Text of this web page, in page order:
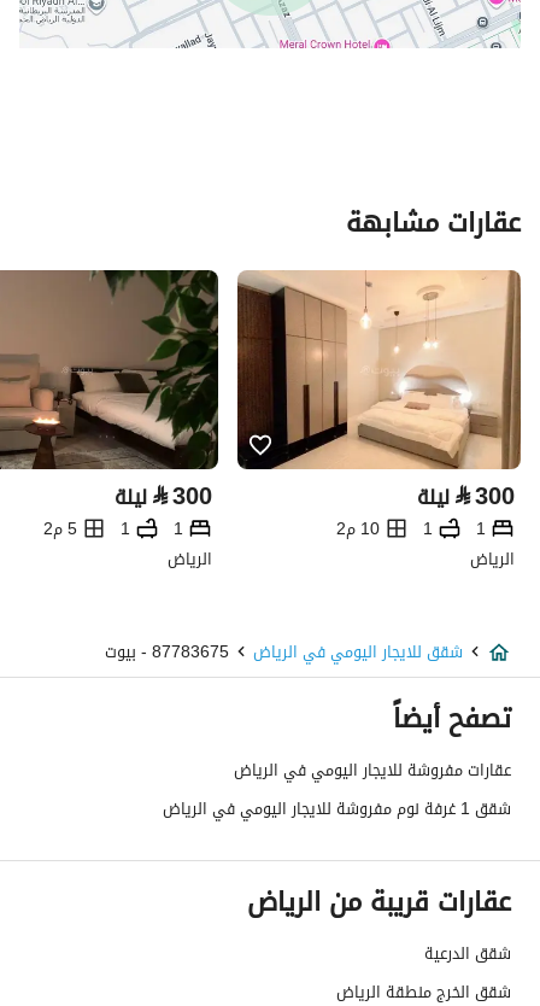
عقارات مشابهة
⃁300 ليلة
1
1
10 م2
الرياض
⃁300 ليلة
1
1
5 م2
الرياض
شقق للايجار اليومي في الرياض 87783675 - بيوت
تصفح أيضاً
عقارات مفروشة للايجار اليومي في الرياض
شقق 1 غرفة نوم مفروشة للايجار اليومي في الرياض
عقارات قريبة من الرياض
شقق الدرعية
شقق الخرج منطقة الرياض